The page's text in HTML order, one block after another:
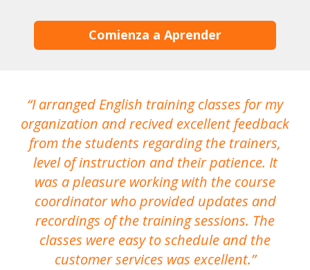
Comienza a Aprender
I arranged English training classes for my
organization and recived excellent feedback
from the students regarding the trainers,
level of instruction and their patience. It
was a pleasure working with the course
coordinator who provided updates and
recordings of the training sessions. The
classes were easy to schedule and the
customer services was excellent.